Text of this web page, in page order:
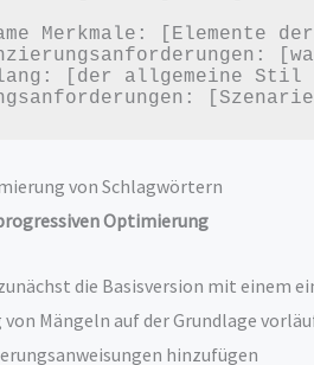
Merkmale: [Elemente
[der allgemeine Stil
von Schlagwörtern
Optimierung
die Basisversion mit einem
Mängeln auf der Grundlage
hinzufügen